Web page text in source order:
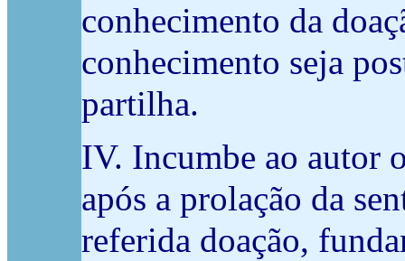
conhecimento da
conhecimento seja
partilha.
IV. Incumbe ao autor
após a prolação da
referida doação,